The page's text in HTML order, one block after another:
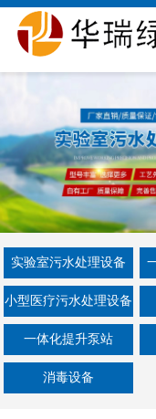
实验室污水处理设备
小型医疗污水处理设备
一体化提升泵站
消毒设备